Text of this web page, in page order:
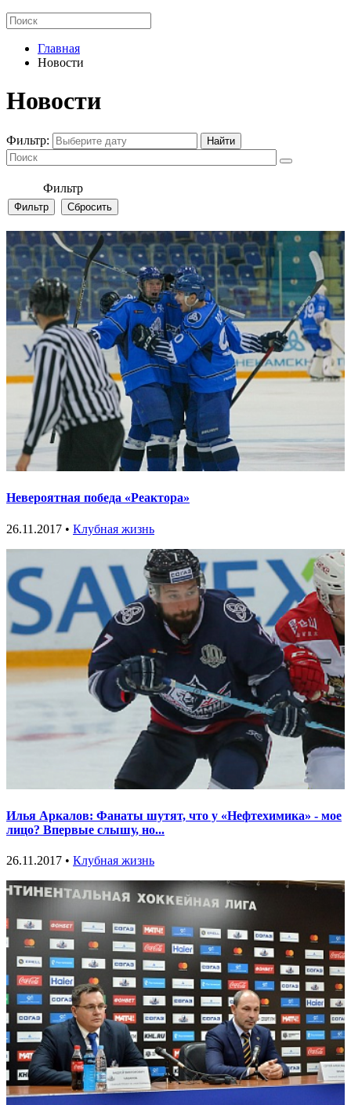
Главная
Новости
Новости
Фильтр:
Фильтр
Невероятная победа «Реактора»
26.11.2017 • Клубная жизнь
Илья Аркалов: Фанаты шутят, что у «Нефтехимика» - мое
лицо? Впервые слышу, но...
26.11.2017 • Клубная жизнь